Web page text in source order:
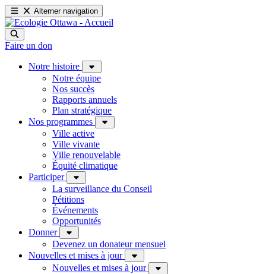
Alterner navigation
Faire un don
Notre histoire
Notre équipe
Nos succès
Rapports annuels
Plan stratégique
Nos programmes
Ville active
Ville vivante
Ville renouvelable
Équité climatique
Participer
La surveillance du Conseil
Pétitions
Événements
Opportunités
Donner
Devenez un donateur mensuel
Nouvelles et mises à jour
Nouvelles et mises à jour